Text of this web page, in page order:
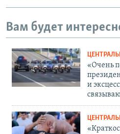
Вам будет
«Очень
и